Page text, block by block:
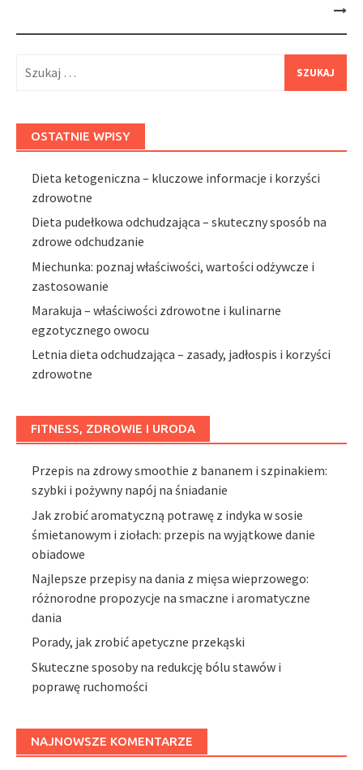
OSTATNIE WPISY
Dieta ketogeniczna – kluczowe informacje i korzyści
zdrowotne
Dieta pudełkowa odchudzająca – skuteczny sposób na
zdrowe odchudzanie
Miechunka: poznaj właściwości, wartości odżywcze i
zastosowanie
Marakuja – właściwości zdrowotne i kulinarne
egzotycznego owocu
Letnia dieta odchudzająca – zasady, jadłospis i korzyści
zdrowotne
FITNESS, ZDROWIE I URODA
Przepis na zdrowy smoothie z bananem i szpinakiem:
szybki i pożywny napój na śniadanie
Jak zrobić aromatyczną potrawę z indyka w sosie
śmietanowym i ziołach: przepis na wyjątkowe danie
obiadowe
Najlepsze przepisy na dania z mięsa wieprzowego:
różnorodne propozycje na smaczne i aromatyczne
dania
Porady, jak zrobić apetyczne przekąski
Skuteczne sposoby na redukcję bólu stawów i
poprawę ruchomości
NAJNOWSZE KOMENTARZE